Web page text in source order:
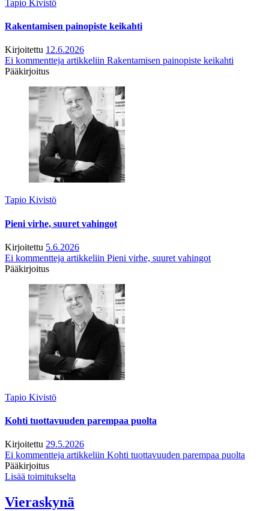
Tapio Kivistö
Rakentamisen painopiste keikahti
Kirjoitettu 12.6.2026
Ei kommentteja artikkeliin Rakentamisen painopiste keikahti
Pääkirjoitus
Tapio Kivistö
Pieni virhe, suuret vahingot
Kirjoitettu 5.6.2026
Ei kommentteja artikkeliin Pieni virhe, suuret vahingot
Pääkirjoitus
Tapio Kivistö
Kohti tuottavuuden parempaa puolta
Kirjoitettu 29.5.2026
Ei kommentteja artikkeliin Kohti tuottavuuden parempaa puolta
Pääkirjoitus
Lisää toimitukselta
Vieraskynä